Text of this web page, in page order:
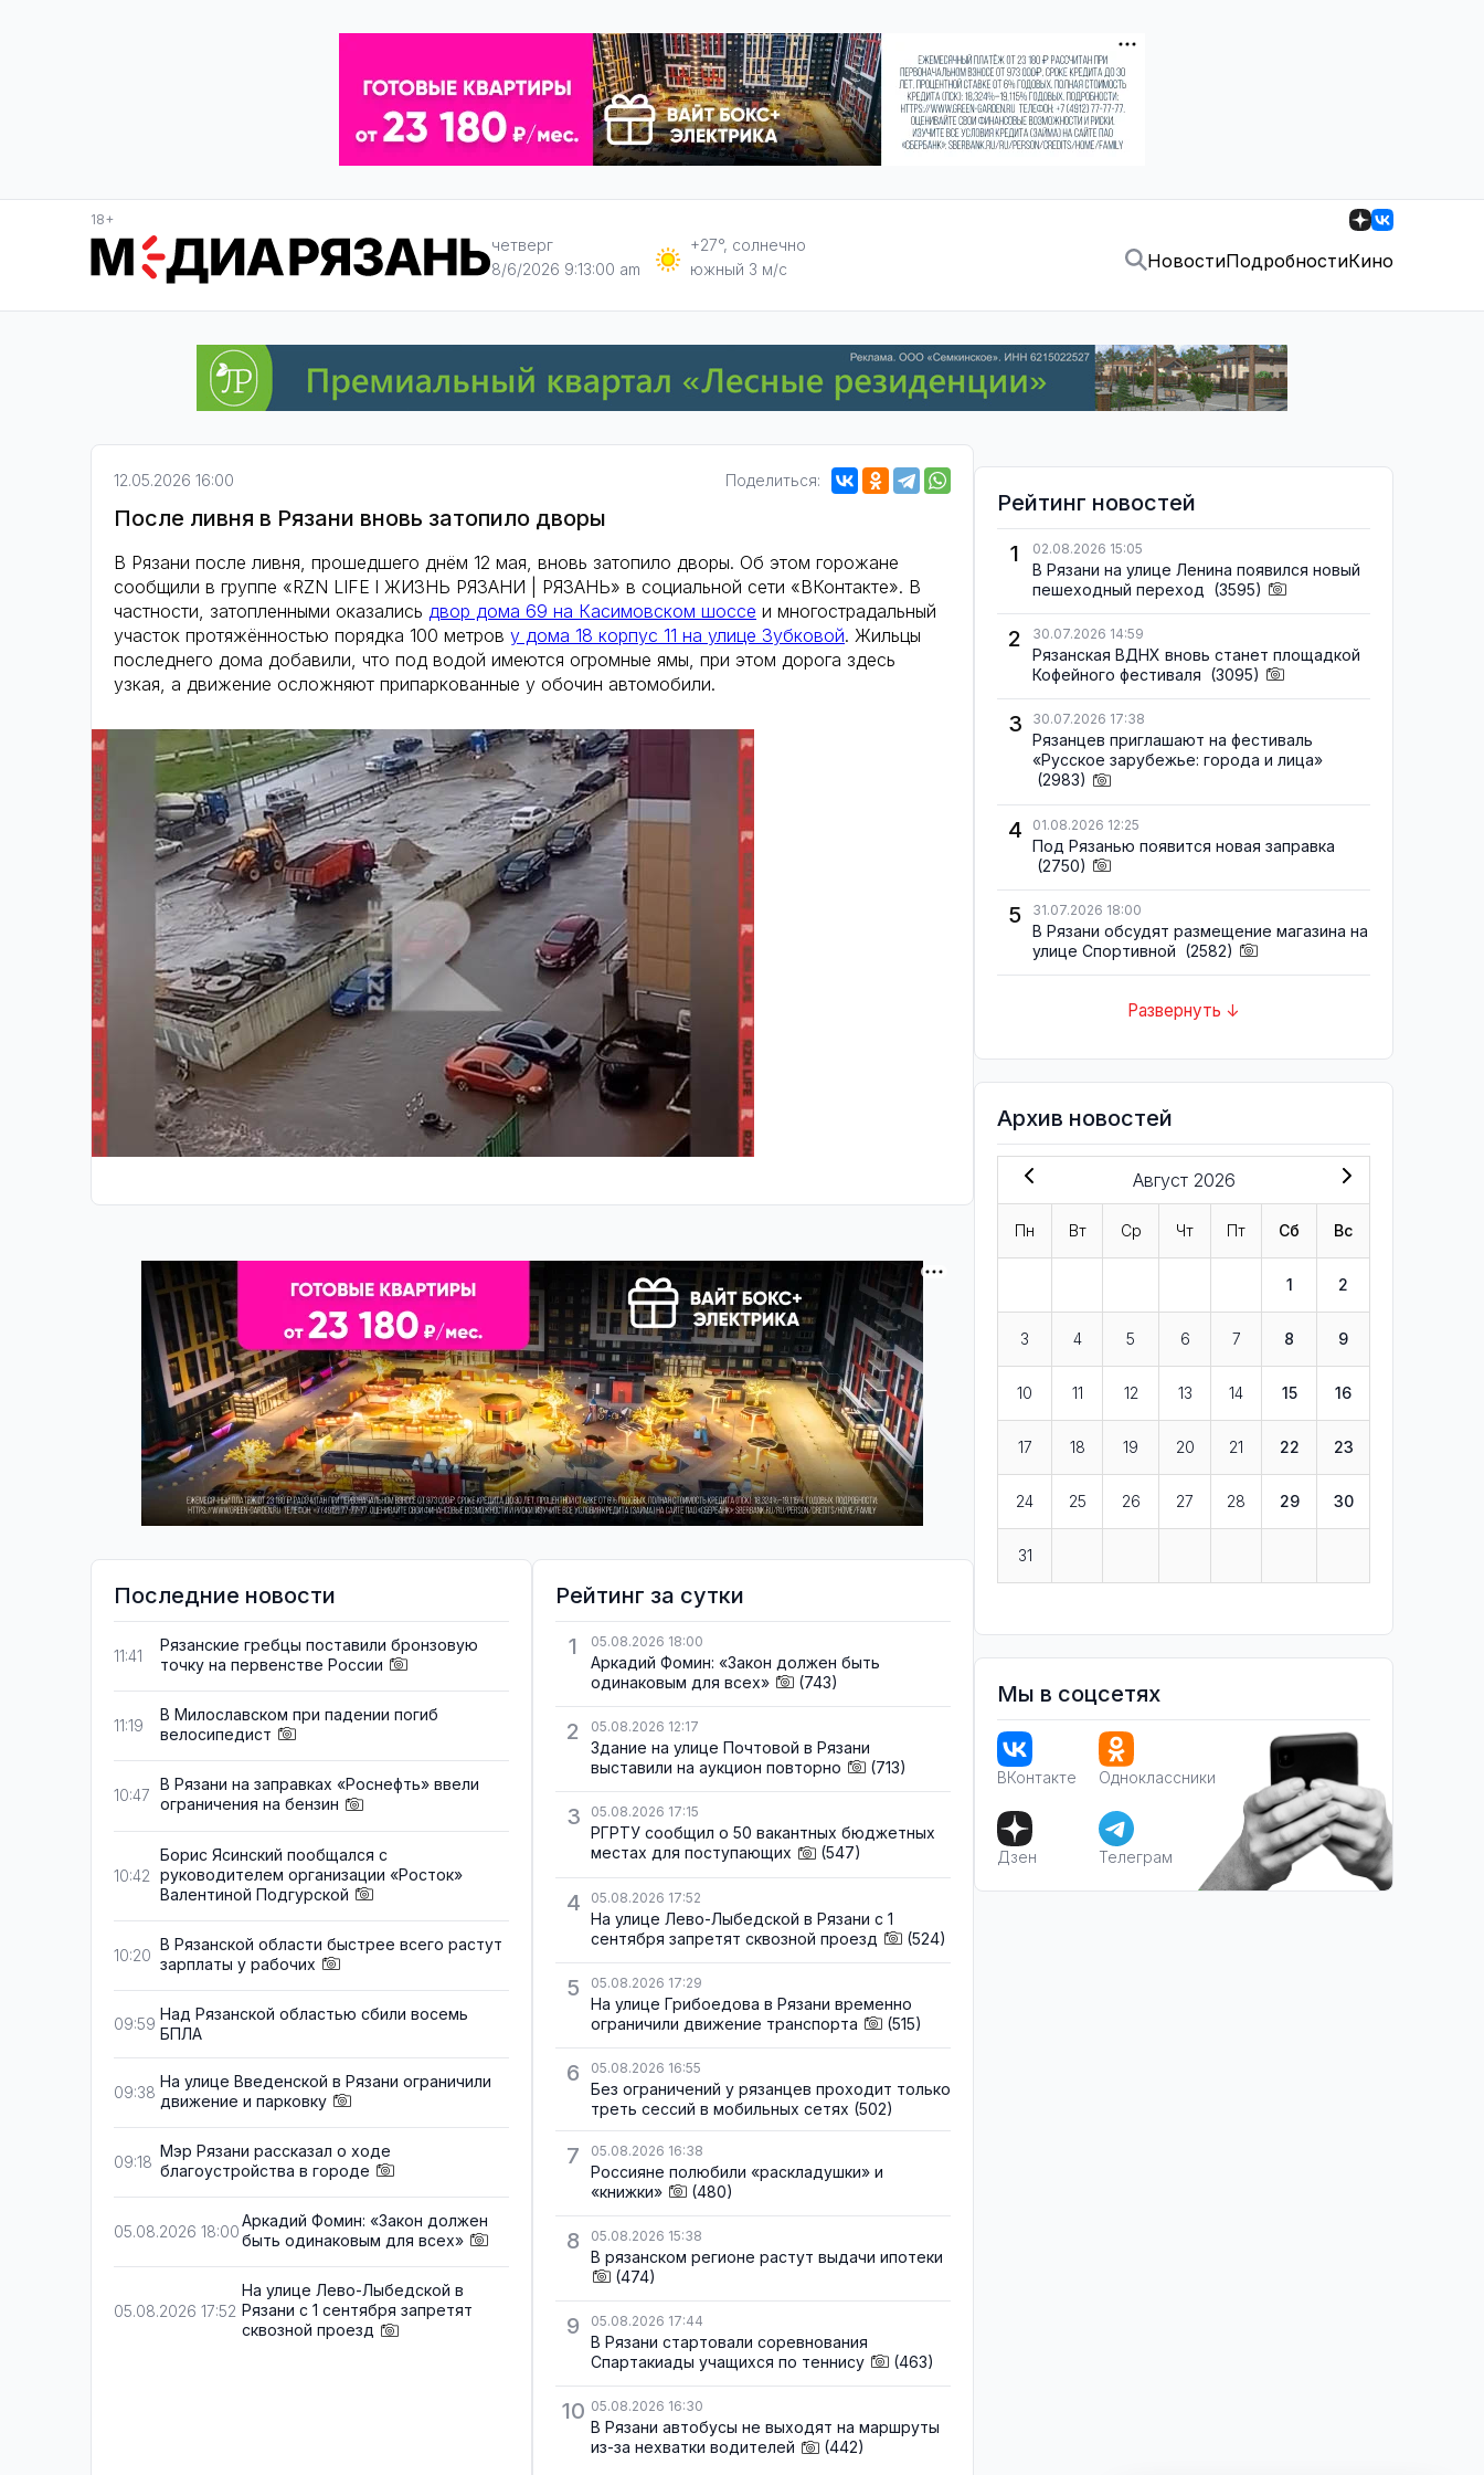
18+
четверг
8/6/2026 9:13:01 am
+27°, солнечно
южный 3 м/с
НовостиПодробностиКино
12.05.2026 16:00 Поделиться:
После ливня в Рязани вновь затопило дворы
В Рязани после ливня, прошедшего днём 12 мая, вновь затопило дворы. Об этом горожане
сообщили в группе «RZN LIFE l ЖИЗНЬ РЯЗАНИ | РЯЗАНЬ» в социальной сети «ВКонтакте». В
частности, затопленными оказались двор дома 69 на Касимовском шоссе и многострадальный
участок протяжённостью порядка 100 метров у дома 18 корпус 11 на улице Зубковой. Жильцы
последнего дома добавили, что под водой имеются огромные ямы, при этом дорога здесь
узкая, а движение осложняют припаркованные у обочин автомобили.
Последние новости
11:41
Рязанские гребцы поставили бронзовую
точку на первенстве России
11:19
В Милославском при падении погиб
велосипедист
10:47
В Рязани на заправках «Роснефть» ввели
ограничения на бензин
10:42
Борис Ясинский пообщался с
руководителем организации «Росток»
Валентиной Подгурской
10:20
В Рязанской области быстрее всего растут
зарплаты у рабочих
09:59
Над Рязанской областью сбили восемь
БПЛА
09:38
На улице Введенской в Рязани ограничили
движение и парковку
09:18
Мэр Рязани рассказал о ходе
благоустройства в городе
05.08.2026 18:00
Аркадий Фомин: «Закон должен
быть одинаковым для всех»
05.08.2026 17:52
На улице Лево-Лыбедской в
Рязани с 1 сентября запретят
сквозной проезд
Рейтинг за сутки
1
05.08.2026 18:00
Аркадий Фомин: «Закон должен быть
одинаковым для всех»
(743)
2 05.08.2026 12:17
Здание на улице Почтовой в Рязани
выставили на аукцион повторно
(713)
3 05.08.2026 17:15
РГРТУ сообщил о 50 вакантных бюджетных
местах для поступающих
(547)
4 05.08.2026 17:52
На улице Лево-Лыбедской в Рязани с 1
сентября запретят сквозной проезд
(524)
5 05.08.2026 17:29
На улице Грибоедова в Рязани временно
ограничили движение транспорта
(515)
6 05.08.2026 16:55
Без ограничений у рязанцев проходит только
треть сессий в мобильных сетях (502)
7 05.08.2026 16:38
Россияне полюбили «раскладушки» и
«книжки»
(480)
8 05.08.2026 15:38
В рязанском регионе растут выдачи ипотеки
(474)
9 05.08.2026 17:44
В Рязани стартовали соревнования
Спартакиады учащихся по теннису
(463)
10 05.08.2026 16:30
В Рязани автобусы не выходят на маршруты
из-за нехватки водителей
(442)
Рейтинг новостей
1
02.08.2026 15:05
В Рязани на улице Ленина появился новый
пешеходный переход (3595)
2 30.07.2026 14:59
Рязанская ВДНХ вновь станет площадкой
Кофейного фестиваля (3095)
3 30.07.2026 17:38
Рязанцев приглашают на фестиваль
«Русское зарубежье: города и лица»
(2983)
4 01.08.2026 12:25
Под Рязанью появится новая заправка
(2750)
5 31.07.2026 18:00
В Рязани обсудят размещение магазина на
улице Спортивной (2582)
Развернуть ↓
Архив новостей
Август 2026
Пн Вт Ср Чт Пт Сб Вс
1 2
3 4 5 6 7 8 9
10 11 12 13 14 15 16
17 18 19 20 21 22 23
24 25 26 27 28 29 30
31
Мы в соцсетях
ВКонтакте Одноклассники
Дзен Телеграм